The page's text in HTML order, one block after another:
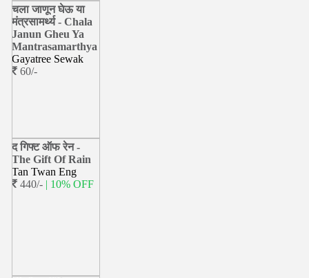
चला जाणून घेऊ या
मंत्रसामर्थ्य - Chala
Janun Gheu Ya
Mantrasamarthya
Gayatree Sewak
60/-
द गिफ्ट ऑफ रेन -
The Gift Of Rain
Tan Twan Eng
440/- | 10% OFF